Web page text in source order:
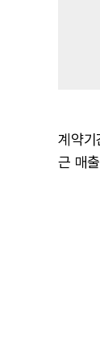
계약
근 매